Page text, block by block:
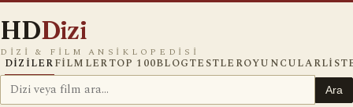
HDDizi
DIZI & FILM ANSIKLOPEDISI
DIZILERFILMLERTOP 100BLOGTESTLEROYUNCULAR
Ara